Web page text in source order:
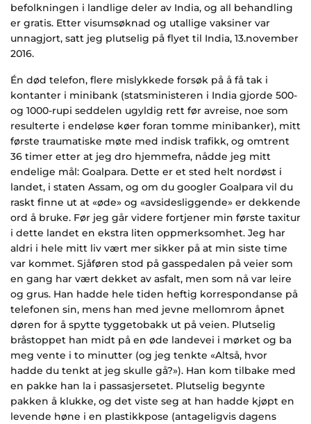
befolkningen i landlige deler av India, og all behandling
er gratis. Etter visumsøknad og utallige vaksiner var
unnagjort, satt jeg plutselig på flyet til India, 13.november
2016.
Én død telefon, flere mislykkede forsøk på å få tak i
kontanter i minibank (statsministeren i India gjorde 500-
og 1000-rupi seddelen ugyldig rett før avreise, noe som
resulterte i endeløse køer foran tomme minibanker), mitt
første traumatiske møte med indisk trafikk, og omtrent
36 timer etter at jeg dro hjemmefra, nådde jeg mitt
endelige mål: Goalpara. Dette er et sted helt nordøst i
landet, i staten Assam, og om du googler Goalpara vil du
raskt finne ut at «øde» og «avsidesliggende» er dekkende
ord å bruke. Før jeg går videre fortjener min første taxitur
i dette landet en ekstra liten oppmerksomhet. Jeg har
aldri i hele mitt liv vært mer sikker på at min siste time
var kommet. Sjåføren stod på gasspedalen på veier som
en gang har vært dekket av asfalt, men som nå var leire
og grus. Han hadde hele tiden heftig korrespondanse på
telefonen sin, mens han med jevne mellomrom åpnet
døren for å spytte tyggetobakk ut på veien. Plutselig
bråstoppet han midt på en øde landevei i mørket og ba
meg vente i to minutter (og jeg tenkte «Altså, hvor
hadde du tenkt at jeg skulle gå?»). Han kom tilbake med
en pakke han la i passasjersetet. Plutselig begynte
pakken å klukke, og det viste seg at han hadde kjøpt en
levende høne i en plastikkpose (antageligvis dagens